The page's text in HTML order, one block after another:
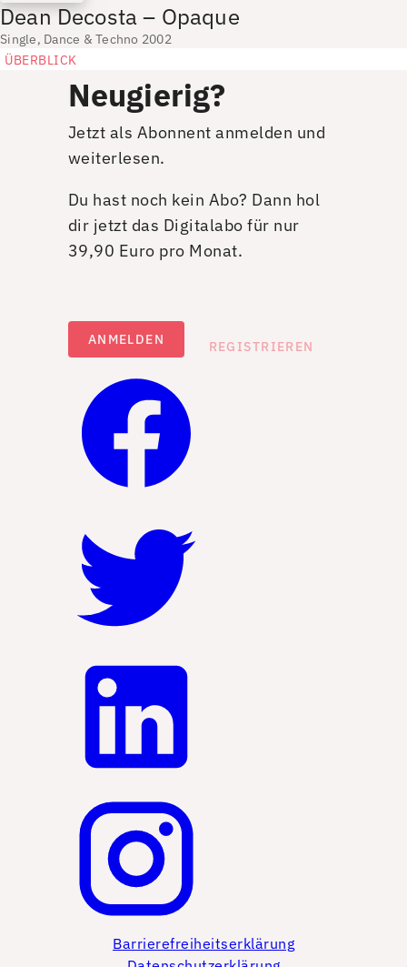
Dean Decosta – Opaque
Single, Dance & Techno 2002
ÜBERBLICK
Neugierig?
Jetzt als Abonnent anmelden und
weiterlesen.
Du hast noch kein Abo? Dann hol
dir jetzt das Digitalabo für nur
39,90 Euro pro Monat.
ANMELDEN REGISTRIEREN
Barrierefreiheitserklärung